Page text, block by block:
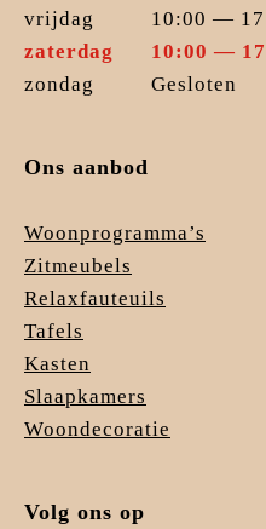
vrijdag
10:00 —
zaterdag
10:00 —
zondag
Gesloten
Ons aanbod
Woonprogramma’s
Zitmeubels
Relaxfauteuils
Tafels
Kasten
Slaapkamers
Woondecoratie
Volg ons op